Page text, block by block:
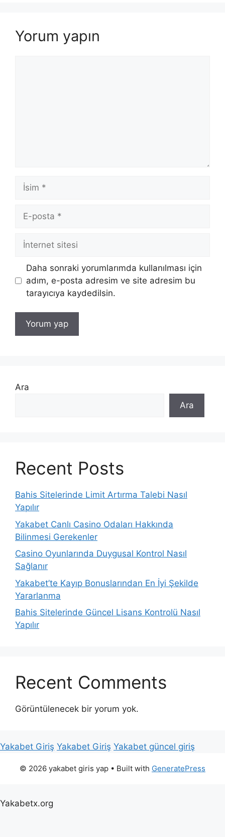
Yorum yapın
İsim
posta
İnternet
sitesi
Daha sonraki yorumlarımda kullanılması için
adım, e-posta adresim ve site adresim bu
tarayıcıya kaydedilsin.
Ara
Ara
Recent Posts
Bahis Sitelerinde Limit Artırma Talebi Nasıl
Yapılır
Yakabet Canlı Casino Odaları Hakkında
Bilinmesi Gerekenler
Casino Oyunlarında Duygusal Kontrol Nasıl
Sağlanır
Yakabet’te Kayıp Bonuslarından En İyi Şekilde
Yararlanma
Bahis Sitelerinde Güncel Lisans Kontrolü Nasıl
Yapılır
Recent Comments
Görüntülenecek bir yorum yok.
Yakabet Giriş Yakabet Giriş Yakabet güncel giriş
© 2026 yakabet giris yap • Built with GeneratePress
Yakabetx.org